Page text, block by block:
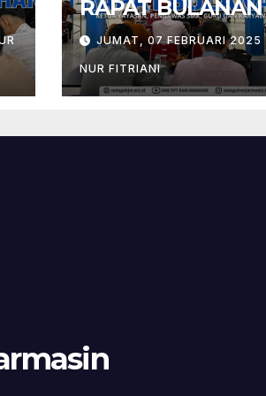
RAPAT BULANAN
JUMAT, 07 FEBRUARI 2025
NUR FITRIANI